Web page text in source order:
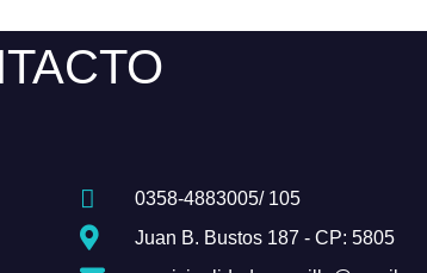
0358-4883005/ 105
Juan B. Bustos 187 - CP: 5805